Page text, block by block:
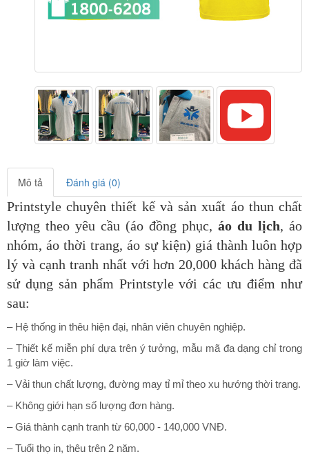
Mô tả Đánh giá (0)
Printstyle chuyên thiết kế và sản xuất áo thun chất
lượng theo yêu cầu (áo đồng phục, áo du lịch, áo
nhóm, áo thời trang, áo sự kiện) giá thành luôn hợp
lý và cạnh tranh nhất với hơn 20,000 khách hàng đã
sử dụng sản phẩm Printstylevới các ưu điểm như
sau:
– Hệ thống in thêu hiện đại, nhân viên chuyên nghiệp.
– Thiết kế miễn phí dựa trên ý tưởng, mẫu mã đa dạng chỉ trong
1 giờ làm việc.
– Vải thun chất lượng, đường may tỉ mỉ theo xu hướng thời trang.
– Không giới hạn số lượng đơn hàng.
– Giá thành cạnh tranh từ 60,000 - 140,000 VNĐ.
– Tuổi thọ in, thêu trên 2 năm.